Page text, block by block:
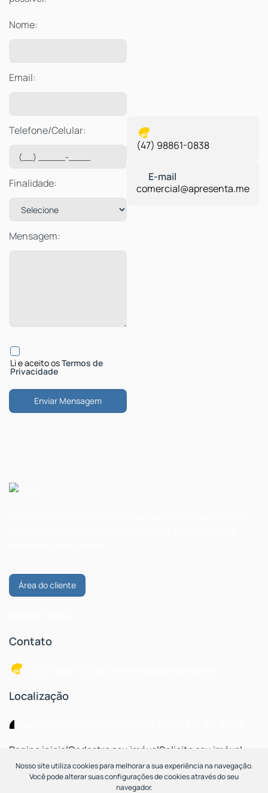
Nosso site utiliza cookies para melhorar a sua experiência na navegação.
Você pode alterar suas configurações de cookies através do seu
navegador.
Nome:
Email:
Telefone/Celular:
Finalidade:
Mensagem:
Li e aceito osTermos de
Privacidade
(47) 98861-0838
comercial@apresenta.me
Área do cliente
Contato
Localização
Pagina inicialCadastre seu imóvelSolicite seu imóvel
Blog